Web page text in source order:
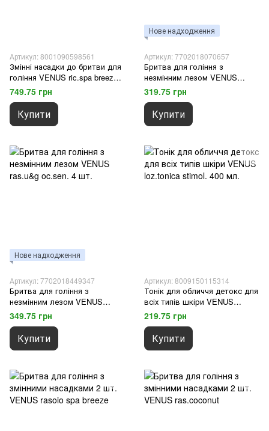
Артикул: 8001090598561
Змінні насадки до бритви для
гоління VENUS ric.spa breeze 4
шт.
749.75 грн
Купити
Нове надходження
Артикул: 7702018070657
Бритва для гоління з
незмінним лезом VENUS
ocean rasoio u&g 4 шт.
319.75 грн
Купити
Нове надходження
Артикул: 7702018449347
Бритва для гоління з
незмінним лезом VENUS
ras.u&g oc.sen. 4 шт.
349.75 грн
Купити
Артикул: 8009150115314
Тонік для обличчя детокс для
всіх типів шкіри VENUS
loz.tonica stimol. 400 мл.
219.75 грн
Купити